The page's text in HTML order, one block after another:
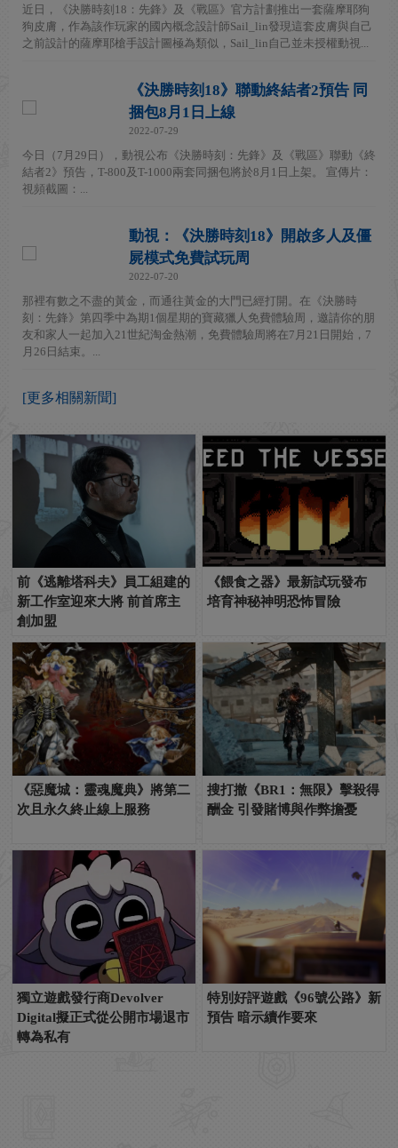
近日，《決勝時刻18：先鋒》及《戰區》官方計劃推出一套薩摩耶狗
狗皮膚，作為該作玩家的國內概念設計師Sail_lin發現這套皮膚與自己
之前設計的薩摩耶槍手設計圖極為類似，Sail_lin自己並未授權動視...
《決勝時刻18》聯動終結者2預告 同
捆包8月1日上線
2022-07-29
今日（7月29日），動視公布《決勝時刻：先鋒》及《戰區》聯動《終
結者2》預告，T-800及T-1000兩套同捆包將於8月1日上架。 宣傳片：
視頻截圖：...
動視：《決勝時刻18》開啟多人及僵
屍模式免費試玩周
2022-07-20
那裡有數之不盡的黃金，而通往黃金的大門已經打開。在《決勝時
刻：先鋒》第四季中為期1個星期的寶藏獵人免費體驗周，邀請你的朋
友和家人一起加入21世紀淘金熱潮，免費體驗周將在7月21日開始，7
月26日結束。...
[更多相關新聞]
前《逃離塔科夫》員工組建的
新工作室迎來大將 前首席主
創加盟
《餵食之器》最新試玩發布
培育神秘神明恐怖冒險
《惡魔城：靈魂魔典》將第二
次且永久終止線上服務
搜打撤《BR1：無限》擊殺得
酬金 引發賭博與作弊擔憂
獨立遊戲發行商Devolver
Digital擬正式從公開市場退市
轉為私有
特別好評遊戲《96號公路》新
預告 暗示續作要來